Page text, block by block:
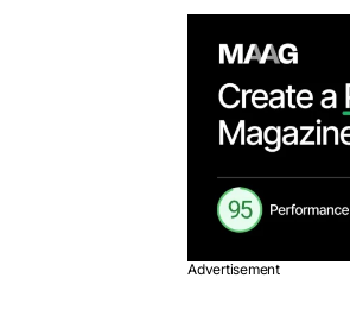
Advertisement